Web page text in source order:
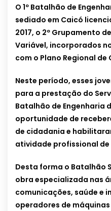
O 1º Batalhão de
sediado em Caicó
2017, o 2º Grupamento
Variável, incorporados
com o Plano Regional de
Neste período, esses
para a prestação do
Batalhão de Engenharia
oportunidade de
de cidadania e
atividade profissional
Desta forma o Batalhão
obra especializada nas
comunicações, saúde e
operadores de